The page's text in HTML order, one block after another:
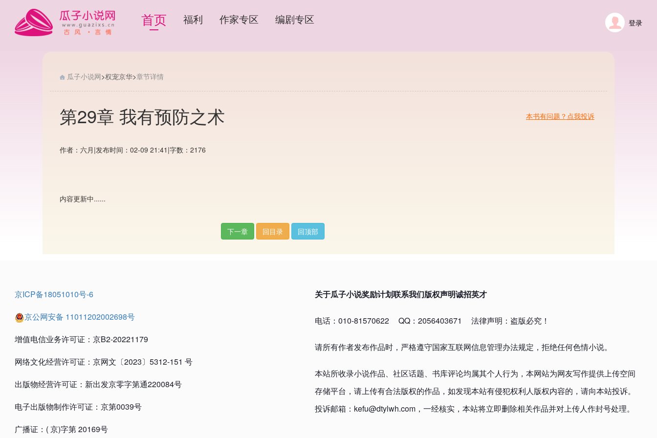
首页 福利 作家专区 编剧专区 登录
瓜子小说网>权宠京华>章节详情
本书有问题？点我投诉
第29章 我有预防之术
作者：六月 |发布时间：02-09 21:41 |字数：2176
内容更新中......
下一章 回目录 回顶部
京ICP备18051010号-6
京公网安备 11011202002698号
增值电信业务许可证：京B2-20221179
网络文化经营许可证：京网文〔2023〕5312-151 号
出版物经营许可证：新出发京零字第通220084号
电子出版物制作许可证：京第0039号
广播证：( 京)字第 20169号
关于瓜子小说奖励计划联系我们版权声明诚招英才
电话：010-81570622 QQ：2056403671 法律声明：盗版必究！
请所有作者发布作品时，严格遵守国家互联网信息管理办法规定，拒绝任何色情小说。
本站所收录小说作品、社区话题、书库评论均属其个人行为，本网站为网友写作提供上传空间
存储平台，请上传有合法版权的作品，如发现本站有侵犯权利人版权内容的，请向本站投诉。
投诉邮箱：kefu@dtylwh.com，一经核实，本站将立即删除相关作品并对上传人作封号处理。